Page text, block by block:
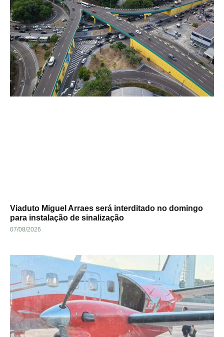
Viaduto Miguel Arraes será interditado no domingo
para instalação de sinalização
07/08/2026